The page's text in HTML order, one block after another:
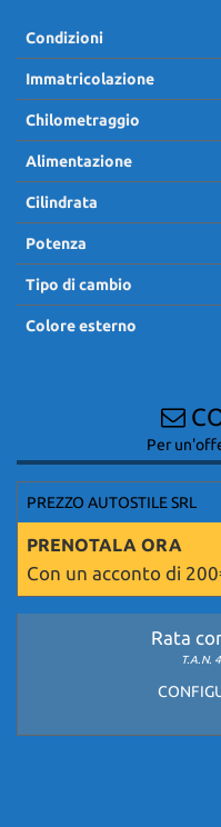
Condizioni
Immatricolazione
Chilometraggio
Alimentazione
Cilindrata
Potenza
Tipo di cambio
Colore esterno
Per
PREZZO AUTOSTILE SRL
PRENOTALA ORA
Con un acconto di
Rata
T.A.N.